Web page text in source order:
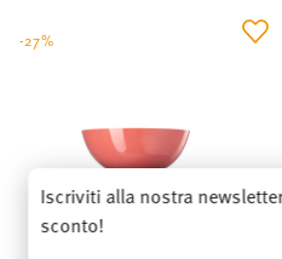
-27%
Iscriviti alla nostra
sconto!